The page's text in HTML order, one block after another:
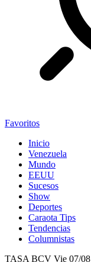
Favoritos
Inicio
Venezuela
Mundo
EEUU
Sucesos
Show
Deportes
Caraota Tips
Tendencias
Columnistas
TASA BCV Vie 07/08